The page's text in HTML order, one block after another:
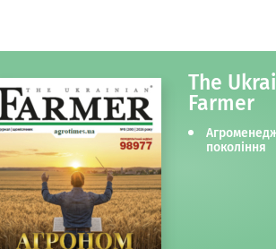
The
Farmer
покоління